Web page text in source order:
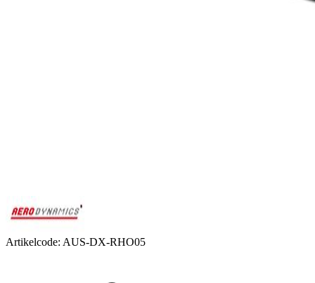
Artikelcode: AUS-DX-RHO05